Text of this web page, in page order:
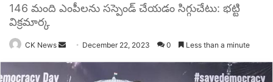
146 మంది ఎంపీలను సస్పెండ్‌ చేయడం సిగ్గుచేటు: భట్టి
విక్రమార్క
CK News
Send
email
December 22, 2023 0 Less than a minute